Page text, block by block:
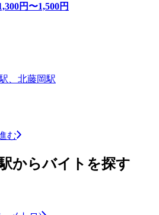
円〜1,500円
、北藤岡駅
む
からバイトを探す